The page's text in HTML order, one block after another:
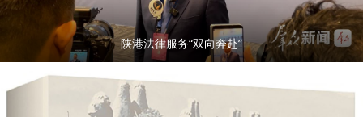
陕港法律服务“双向奔赴”